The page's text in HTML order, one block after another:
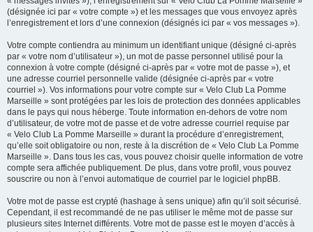
(désignée ici par « votre compte ») et les messages que vous envoyez après
l’enregistrement et lors d’une connexion (désignés ici par « vos messages »).
Votre compte contiendra au minimum un identifiant unique (désigné ci-après
par « votre nom d’utilisateur »), un mot de passe personnel utilisé pour la
connexion à votre compte (désigné ci-après par « votre mot de passe »), et
une adresse courriel personnelle valide (désignée ci-après par « votre
courriel »). Vos informations pour votre compte sur « Velo Club La Pomme
Marseille » sont protégées par les lois de protection des données applicables
dans le pays qui nous héberge. Toute information en-dehors de votre nom
d’utilisateur, de votre mot de passe et de votre adresse courriel requise par
« Velo Club La Pomme Marseille » durant la procédure d’enregistrement,
qu’elle soit obligatoire ou non, reste à la discrétion de « Velo Club La Pomme
Marseille ». Dans tous les cas, vous pouvez choisir quelle information de votre
compte sera affichée publiquement. De plus, dans votre profil, vous pouvez
souscrire ou non à l’envoi automatique de courriel par le logiciel phpBB.
Votre mot de passe est crypté (hashage à sens unique) afin qu’il soit sécurisé.
Cependant, il est recommandé de ne pas utiliser le même mot de passe sur
plusieurs sites Internet différents. Votre mot de passe est le moyen d’accès à